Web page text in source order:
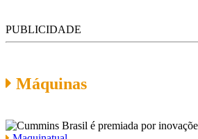
PUBLICIDADE
Máquinas